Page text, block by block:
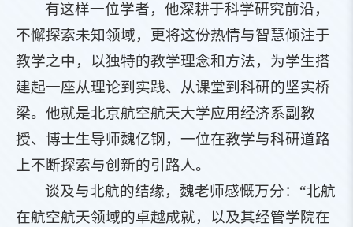
有这样一位学者，他深耕于科学研究前沿，
不懈探索未知领域，更将这份热情与智慧倾注于
教学之中，以独特的教学理念和方法，为学生搭
建起一座从理论到实践、从课堂到科研的坚实桥
梁。他就是北京航空航天大学应用经济系副教
授、博士生导师魏亿钢，一位在教学与科研道路
上不断探索与创新的引路人。
谈及与北航的结缘，魏老师感慨万分：“北航
在航空航天领域的卓越成就，以及其经管学院在